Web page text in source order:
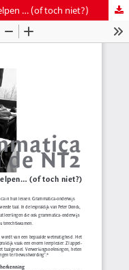
… (of toch niet?)